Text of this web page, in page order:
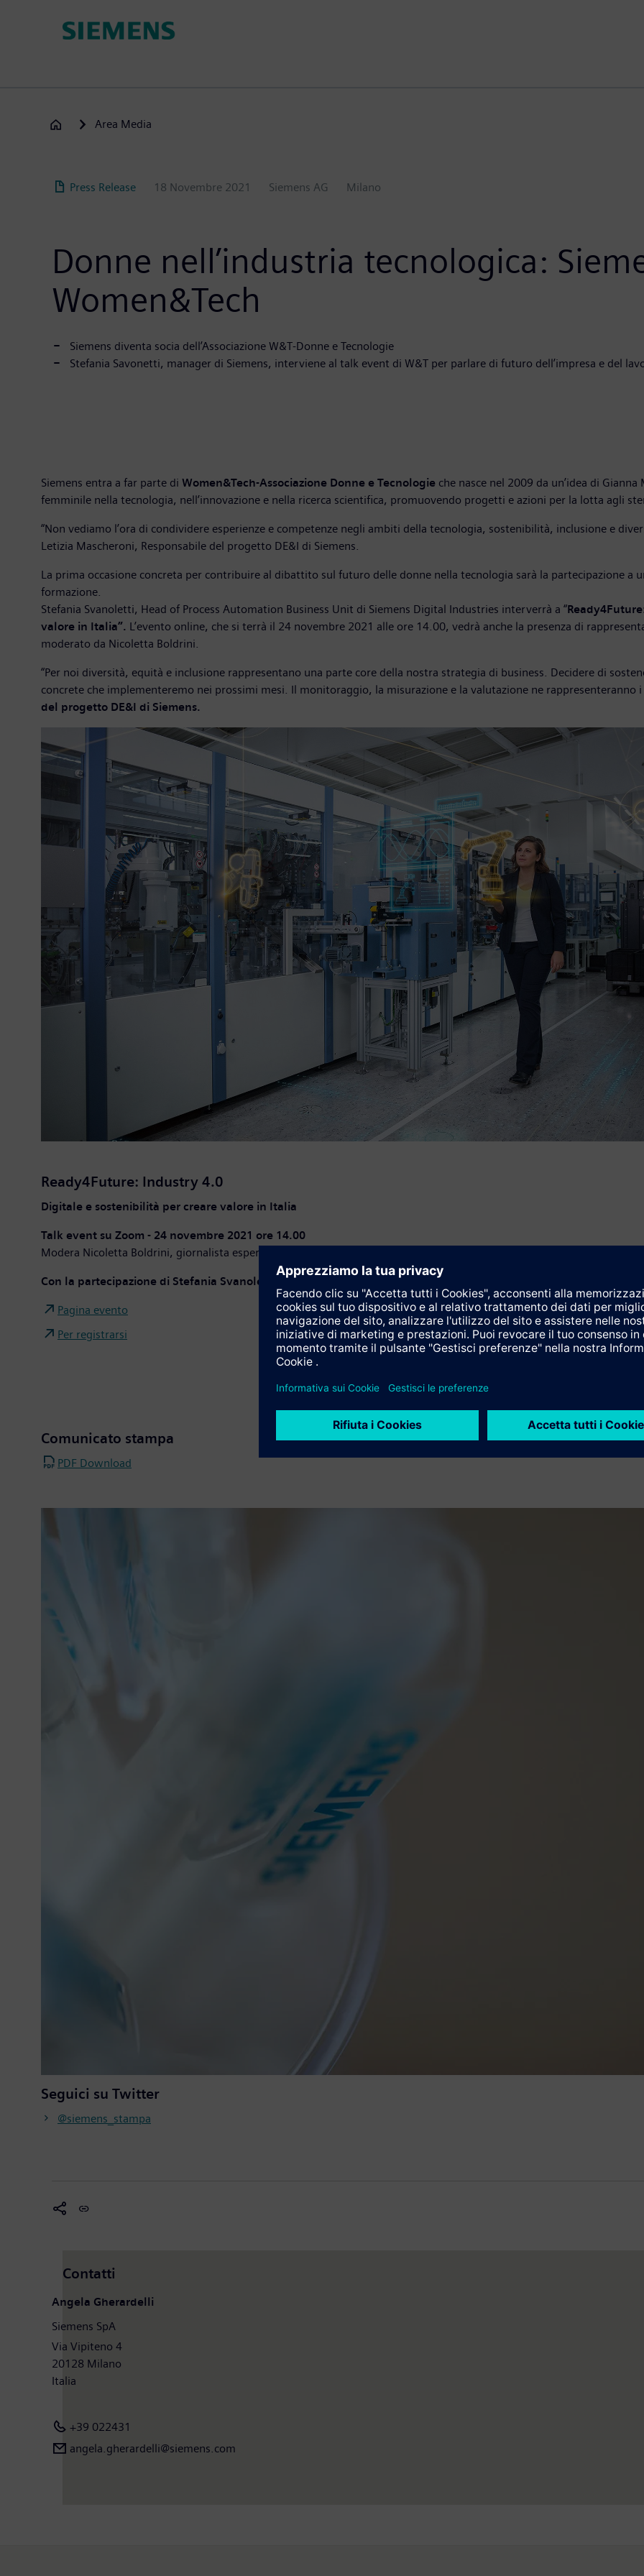
Area Media
Press Release 18 Novembre 2021 Siemens AG Milano
Donne nell’industria tecnologica:
Women&Tech
Siemens diventa socia dell’Associazione W&T-Donne e Tecnologie
Stefania Savonetti, manager di Siemens, interviene al talk event di W&T per parlare di futuro dell’impresa e del
Siemens entra a far parte di Women&Tech-Associazione Donne e Tecnologie che nasce nel 2009 da un’idea di
femminile nella tecnologia, nell’innovazione e nella ricerca scientifica, promuovendo progetti e azioni per la lotta agli
“Non vediamo l’ora di condividere esperienze e competenze negli ambiti della tecnologia, sostenibilità, inclusione e
Letizia Mascheroni, Responsabile del progetto DE&I di Siemens.
La prima occasione concreta per contribuire al dibattito sul futuro delle donne nella tecnologia sarà la partecipazione
formazione.
Stefania Svanoletti, Head of Process Automation Business Unit di Siemens Digital Industries interverrà a “
valore in Italia”. L’evento online, che si terrà il 24 novembre 2021 alle ore 14.00, vedrà anche la presenza di
moderato da Nicoletta Boldrini.
“Per noi diversità, equità e inclusione rappresentano una parte core della nostra strategia di business. Decidere di
concrete che implementeremo nei prossimi mesi. Il monitoraggio, la misurazione e la valutazione ne rappresenteranno
del progetto DE&I di Siemens.
Ready4Future: Industry 4.0
Digitale e sostenibilità per creare valore in Italia
Talk event su Zoom - 24 novembre 2021 ore 14.00
Modera Nicoletta Boldrini, giornalista esperta in ambito Tech
Con la partecipazione di Stefania Svanoletti, Head of Process Automation Business Unit, Siemens Digital
Pagina evento
Per registrarsi
Comunicato stampa
PDF Download
Seguici su Twitter
@siemens_stampa
Contatti
Angela Gherardelli
Siemens SpA
Via Vipiteno 4
20128 Milano
Italia
+39 022431
angela.gherardelli@siemens.com